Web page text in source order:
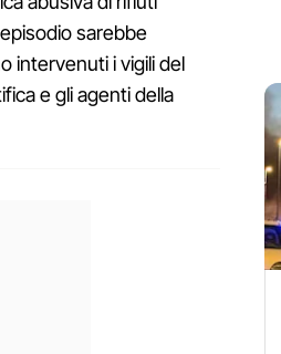
sarebbe
intervenuti i vigili del
e gli agenti della